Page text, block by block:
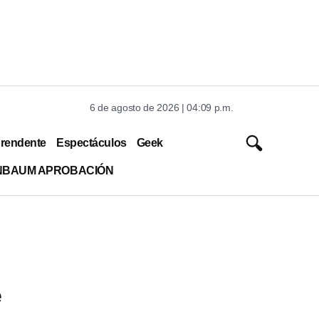
6 de agosto de 2026 | 04:09 p.m.
Espectáculos Geek
APROBACIÓN